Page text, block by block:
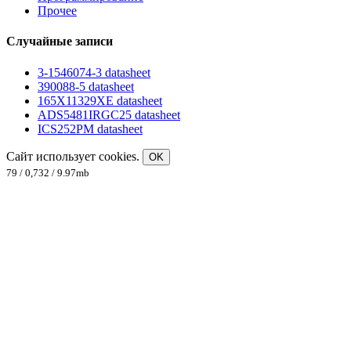
Прочее
Случайные записи
3-1546074-3 datasheet
390088-5 datasheet
165X11329XE datasheet
ADS5481IRGC25 datasheet
ICS252PM datasheet
Сайт использует cookies.
OK
79 / 0,732 / 9.97mb